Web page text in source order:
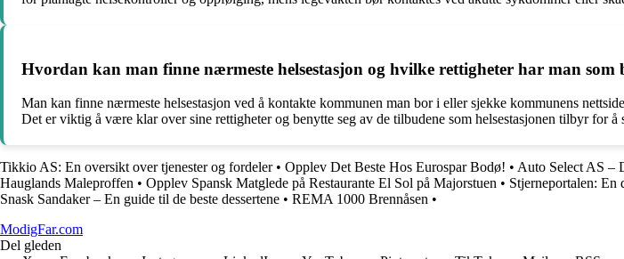
Hvordan kan man finne nærmeste helsestasjon og hvilke rettigheter har man som
Man kan finne nærmeste helsestasjon ved å kontakte kommunen man bor i eller sjekke kommunens
Det er viktig å være klar over sine rettigheter og benytte seg av de tilbudene som helsestasjonen tilbyr for å
Tikkio AS: En oversikt over tjenester og fordeler• Opplev Det Beste Hos Eurospar Bodø! • Auto Select AS –
Hauglands Maleproffen • Opplev Spansk Matglede på Restaurante El Sol på Majorstuen • Stjerneportalen: En
Snask Sandaker – En guide til de beste dessertene • REMA 1000 Brennåsen •
ModigFar.com
Del gleden